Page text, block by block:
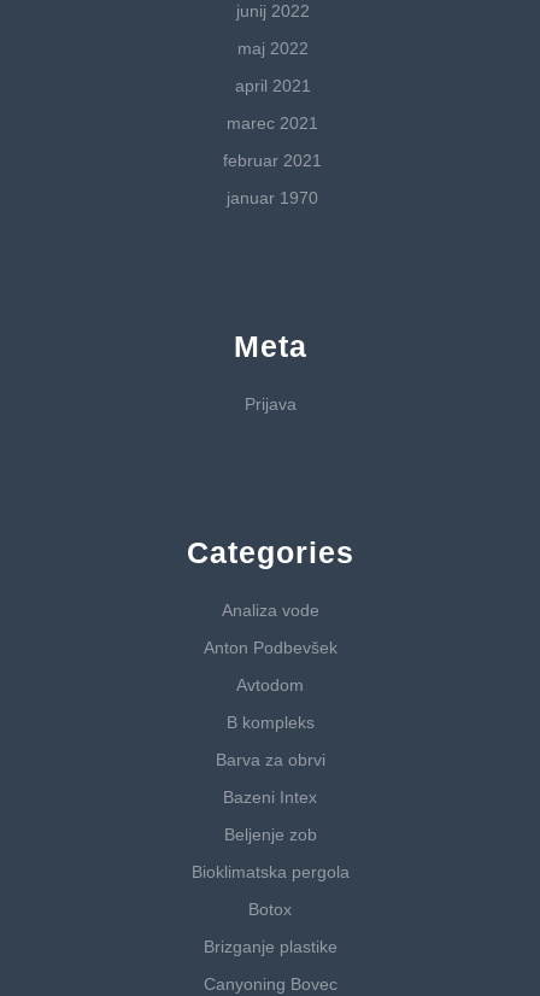
junij 2022
maj 2022
april 2021
marec 2021
februar 2021
januar 1970
Meta
Prijava
Categories
Analiza vode
Anton Podbevšek
Avtodom
B kompleks
Barva za obrvi
Bazeni Intex
Beljenje zob
Bioklimatska pergola
Botox
Brizganje plastike
Canyoning Bovec